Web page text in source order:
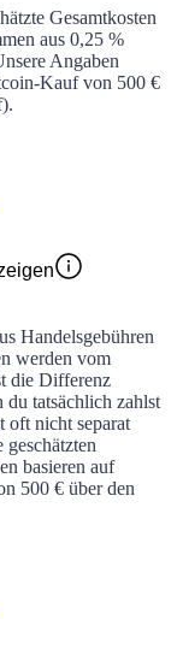
Gesamtkosten
aus 0,25 %
Angaben
Kauf von 500 €
Handelsgebühren
werden vom
die Differenz
du tatsächlich zahlst
oft nicht separat
geschätzten
basieren auf
500 € über den